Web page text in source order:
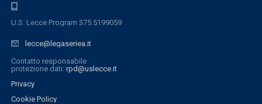
U.S. Lecce Program 375.5199059
lecce@legaseriea.it
Contatto responsabile
protezione dati: rpd@uslecce.it
Privacy
Cookie Policy